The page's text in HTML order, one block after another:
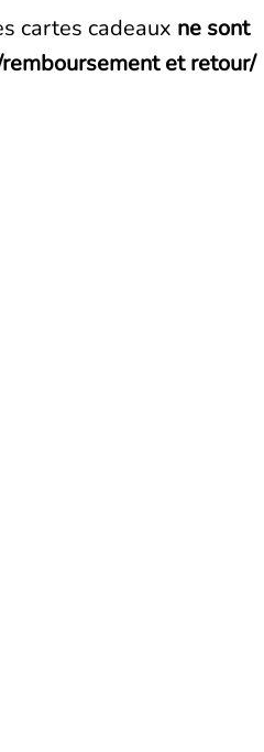
cartes cadeaux ne sont
et retour/